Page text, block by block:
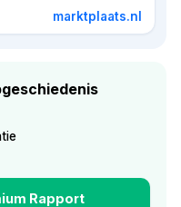
marktplaats.nl
Rapport